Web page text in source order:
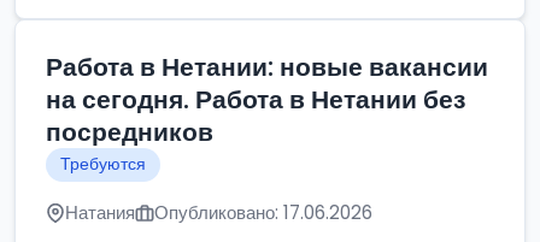
Работа в Нетании: новые вакансии
на сегодня. Работа в Нетании без
посредников
Требуются
Натания Опубликовано: 17.06.2026